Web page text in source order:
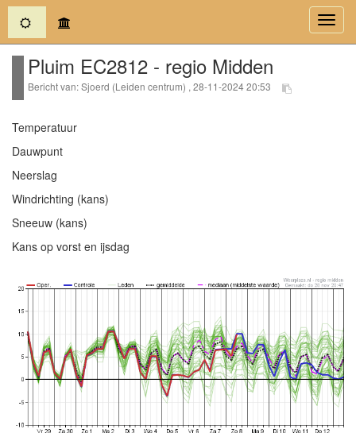
(current)
Pluim EC2812 - regio Midden
Bericht van: Sjoerd (Leiden centrum) , 28-11-2024 20:53
Temperatuur
Dauwpunt
Neerslag
Windrichting (kans)
Sneeuw (kans)
Kans op vorst en ijsdag